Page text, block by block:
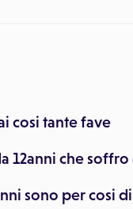
cosi tante fave
12anni che soffro
sono per cosi